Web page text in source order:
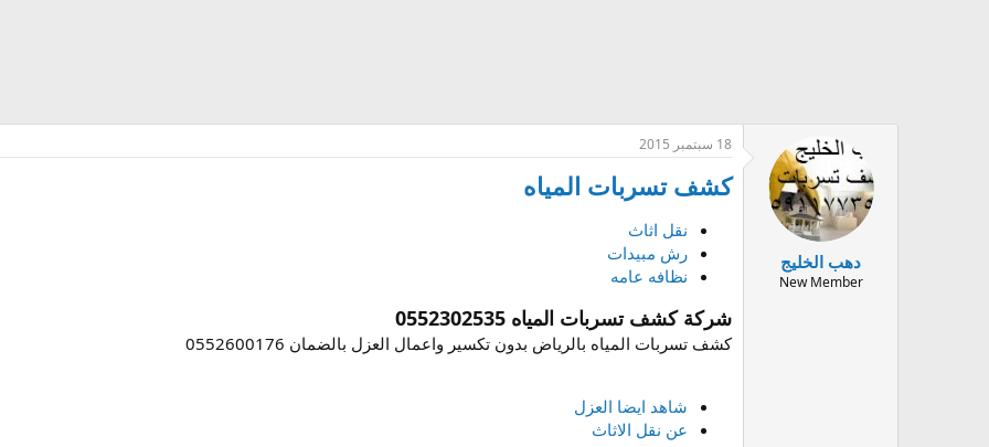
دهب الخليج
New Member
18 سبتمبر 2015
كشف تسربات المياه
نقل اثاث
رش مبيدات
نظافه عامه
شركة كشف تسربات المياه 0552302535
كشف تسربات المياه بالرياض بدون تكسير واعمال العزل بالضمان 0552600176
شاهد ايضا العزل
عن نقل الاثاث